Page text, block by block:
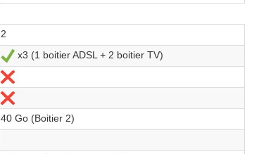
2
Sí
x3 (1 boitier ADSL + 2 boitier TV)
No
No
40 Go (Boitier 2)